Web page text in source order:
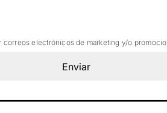
electrónicos de marketing y/o
Enviar